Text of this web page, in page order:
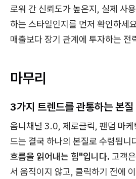
로워 간 신뢰도가 높은지, 실제 사
하는 스타일인지를 먼저 확인하세
매출보다 장기 관계에 투자하는 전
마무리
3가지 트렌드를 관통하는 본질
옴니채널 3.0, 제로클릭, 팬덤 마
드는 결국 하나의 본질로 수렴됩니
흐름을 읽어내는 힘"입니다. 고객
서 움직이지 않고, 클릭하기 전에